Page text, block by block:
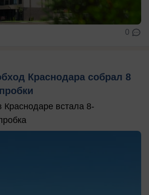
0
Краснодара собрал 8
встала 8-